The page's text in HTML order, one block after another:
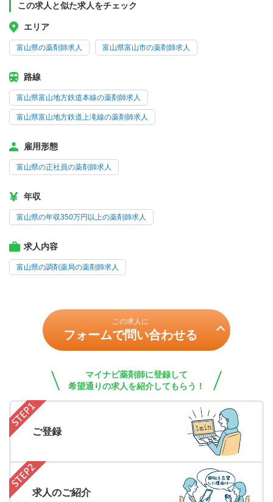
この求人と似た求人をチェック
エリア
富山県の薬剤師求人 富山県富山市の薬剤師求人
路線
富山県富山地方鉄道本線の薬剤師求人
富山県富山地方鉄道上滝線の薬剤師求人
雇用形態
富山県の正社員の薬剤師求人
年収
富山県の年収350万円以上の薬剤師求人
求人内容
富山県の調剤薬局の薬剤師求人
この求人に
フォームで問い合わせる
マイナビ薬剤師に登録して
希望通りの求人を紹介してもらう！
ご登録
求人のご紹介